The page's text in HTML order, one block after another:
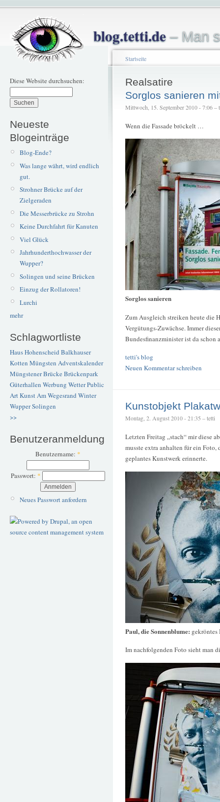
blog.tetti.de– Man
Diese Website durchsuchen:
Neueste
Blogeinträge
Blog-Ende?
Was lange währt, wird endlich
gut.
Strohner Brücke auf der
Zielgeraden
Die Messerbrücke zu Strohn
Keine Durchfahrt für Kanuten
Viel Glück
Jahrhunderthochwasser der
Wupper?
Solingen und seine Brücken
Einzug der Rollatoren!
Lurchi
mehr
Schlagwortliste
Haus Hohenscheid Balkhauser
Kotten Müngsten Adventskalender
Müngstener BrückeBrückenpark
Güterhallen Werbung WetterPublic
ArtKunstAm Wegesrand Winter
WupperSolingen
>>
Benutzeranmeldung
Benutzername: *
Passwort: *
Neues Passwort anfordern
Startseite
Realsatire
Sorglos sanieren
Mittwoch, 15. September 2010 - 7:06 –
Wenn die Fassade bröckelt …
Sorglos sanieren
Zum Ausgleich streiken heute die
Vergütungs-Zuwächse. Immer
Bundesfinanzminister ist da schon
tetti's blog
Neuen Kommentar schreiben
Kunstobjekt
Montag, 2. August 2010 - 21:35 – tetti
Letzten Freitag „stach“ mir diese
musste extra anhalten für ein
geplantes Kunstwerk erinnerte.
Paul, die Sonnenblume: gekröntes
Im nachfolgenden Foto sieht man